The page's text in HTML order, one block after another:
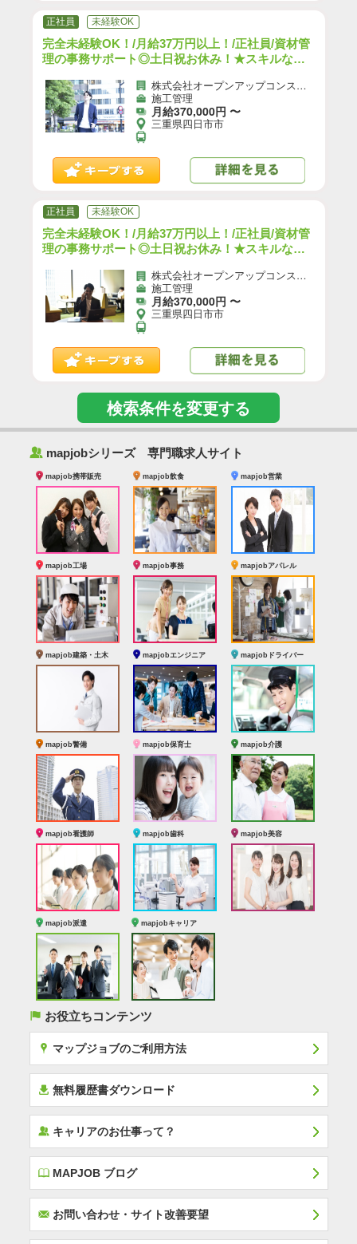
正社員 未経験OK
完全未経験OK！/月給37万円以上！/正社員/資材管
理の事務サポート◎土日祝お休み！★スキルなし
株式会社オープンアップコンストラクション（旧社名：株式会社夢真）
施工管理
月給370,000円 〜
三重県四日市市
正社員 未経験OK
完全未経験OK！/月給37万円以上！/正社員/資材管
理の事務サポート◎土日祝お休み！★スキルなし
株式会社オープンアップコンストラクション（旧社名：株式会社夢真）
施工管理
月給370,000円 〜
三重県四日市市
検索条件を変更する
‰ mapjobシリーズ 専門職求人サイト
mapjob携帯販売 mapjob飲食 mapjob営業
mapjob工場 mapjob事務 mapjobアパレル
mapjob建築・土木 mapjobエンジニア mapjobドライバー
mapjob警備 mapjob保育士 mapjob介護
mapjob看護師 mapjob歯科 mapjob美容
mapjob派遣 mapjobキャリア
( お役立ちコンテンツ
x マップジョブのご利用方法
í 無料履歴書ダウンロード
‰キャリアのお仕事って？
EMAPJOB ブログ
Fお問い合わせ・サイト改善要望